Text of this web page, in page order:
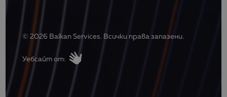
© 2026 Balkan Services. Всички права запазени.
Уебсайт от: